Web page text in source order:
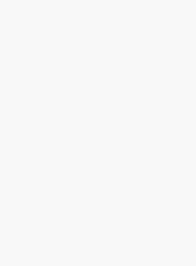
kancelář. Projekt Clash of the Stars opouští po
zábava. Na vlně vzestupu popularity tohoto
rvaní podivných influencerských postav. Komerčně